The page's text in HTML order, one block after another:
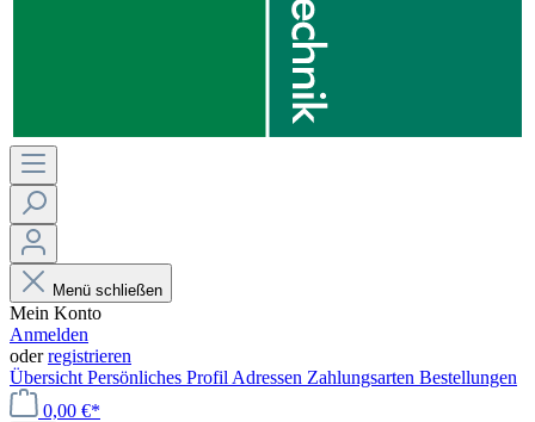
Menü schließen
Mein Konto
Anmelden
oderregistrieren
Übersicht Persönliches Profil Adressen Zahlungsarten Bestellungen
0,00 €*